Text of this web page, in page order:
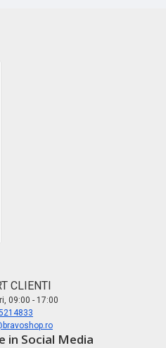
CLIENTI
09:00 - 17:00
in Social Media